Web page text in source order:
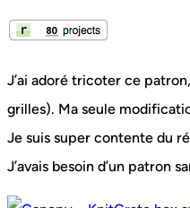
J’ai adoré tricoter ce
grilles). Ma seule
Je suis super contente du
J’avais besoin d’un patron